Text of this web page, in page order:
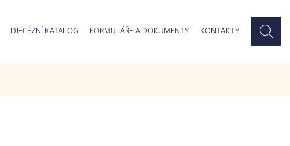
DIECÉZNÍ KATALOG FORMULÁŘE A DOKUMENTY KONTAKTY